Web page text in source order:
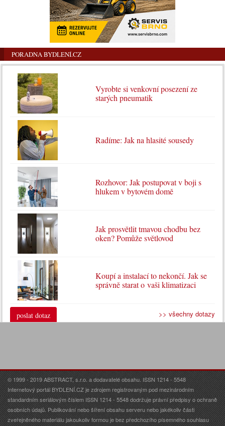
PORADNA BYDLENÍ.CZ
Vyrobte si venkovní posezení ze
starých pneumatik
Radíme: Jak na hlasité sousedy
Rozhovor: Jak postupovat v boji s
hlukem v bytovém domě
Jak prosvětlit tmavou chodbu bez
oken? Pomůže světlovod
Koupí a instalací to nekončí. Jak se
správně starat o vaši klimatizaci
poslat dotaz >> všechny dotazy
© 1999 - 2019 ABSTRACT, s.r.o. a dodavatelé obsahu. ISSN 1214 - 5548
Internetový portál BYDLENÍ.CZ je zdrojem registrovaným pod mezinárodním
standardním seriálovým číslem ISSN 1214 - 5548 dodržuje právní předpisy o ochraně
osobních údajů. Publikování nebo šíření obsahu serveru nebo jakékoliv části
zveřejněného materiálu jakoukoliv formou je bez předchozího písemného souhlasu